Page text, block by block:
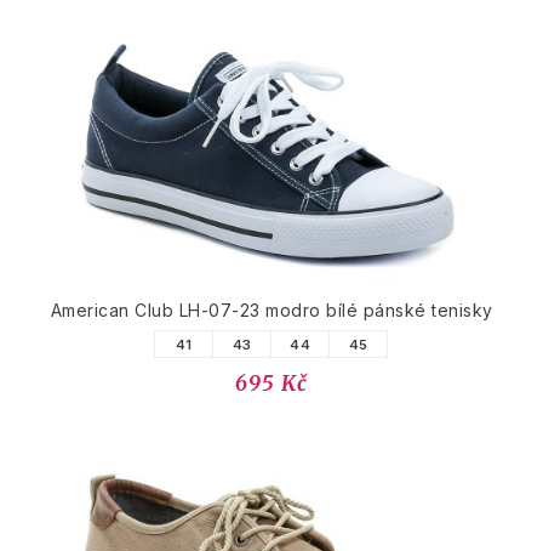
American Club LH-07-23 modro bílé pánské tenisky
41 43 44 45
695 Kč